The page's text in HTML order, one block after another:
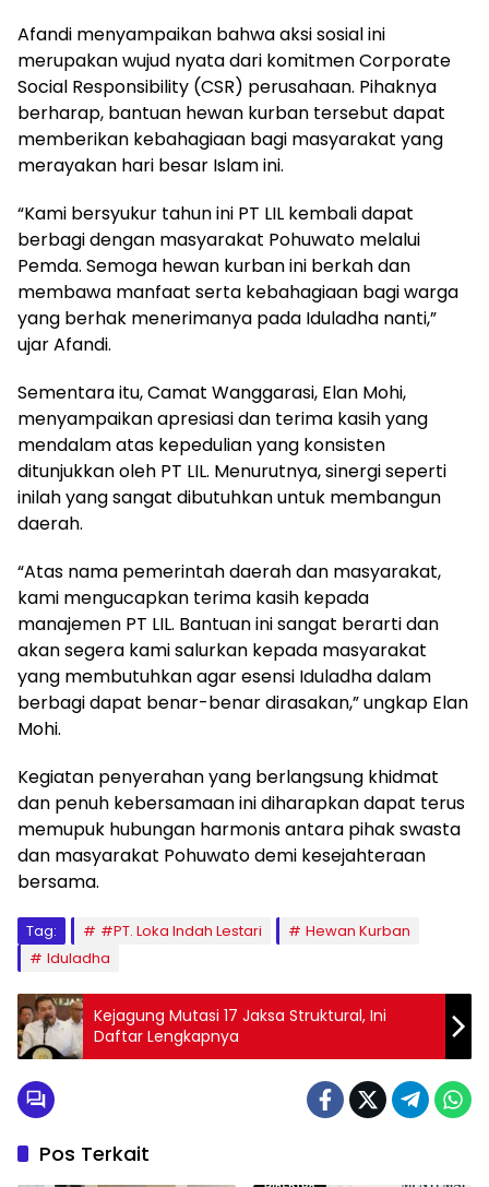
Afandi menyampaikan bahwa aksi sosial ini
merupakan wujud nyata dari komitmen Corporate
Social Responsibility (CSR) perusahaan. Pihaknya
berharap, bantuan hewan kurban tersebut dapat
memberikan kebahagiaan bagi masyarakat yang
merayakan hari besar Islam ini.
“Kami bersyukur tahun ini PT LIL kembali dapat
berbagi dengan masyarakat Pohuwato melalui
Pemda. Semoga hewan kurban ini berkah dan
membawa manfaat serta kebahagiaan bagi warga
yang berhak menerimanya pada Iduladha nanti,”
ujar Afandi.
Sementara itu, Camat Wanggarasi, Elan Mohi,
menyampaikan apresiasi dan terima kasih yang
mendalam atas kepedulian yang konsisten
ditunjukkan oleh PT LIL. Menurutnya, sinergi seperti
inilah yang sangat dibutuhkan untuk membangun
daerah.
“Atas nama pemerintah daerah dan masyarakat,
kami mengucapkan terima kasih kepada
manajemen PT LIL. Bantuan ini sangat berarti dan
akan segera kami salurkan kepada masyarakat
yang membutuhkan agar esensi Iduladha dalam
berbagi dapat benar-benar dirasakan,” ungkap Elan
Mohi.
Kegiatan penyerahan yang berlangsung khidmat
dan penuh kebersamaan ini diharapkan dapat terus
memupuk hubungan harmonis antara pihak swasta
dan masyarakat Pohuwato demi kesejahteraan
bersama.
Tag: #PT. Loka Indah Lestari
Hewan Kurban
Iduladha
Kejagung Mutasi 17 Jaksa Struktural, Ini
Daftar Lengkapnya
Pos Terkait